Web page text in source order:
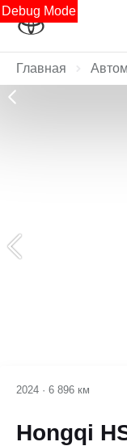
Debug Mode
Главная
2024 · 6 896 км
Hongqi